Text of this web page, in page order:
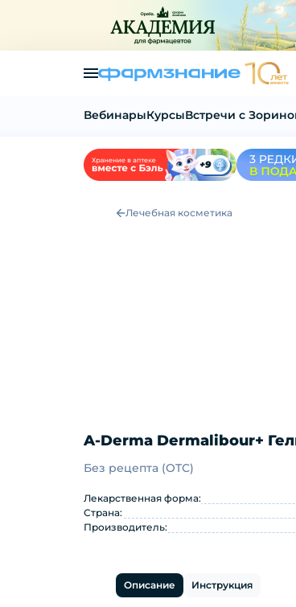
ВебинарыКурсыВстречи с
Лечебная косметика
A-Derma Dermalibour+
A-Derma
Без рецепта (OTC)
Лекарственная форма:
Страна:
Производитель:
Описание Инструкция